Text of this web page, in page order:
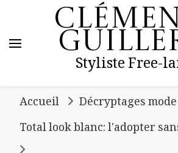
Styliste Free-
Accueil
Décryptages mode
Total look blanc: l'adopter